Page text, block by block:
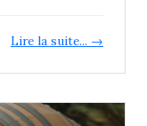
Lire la suite... →